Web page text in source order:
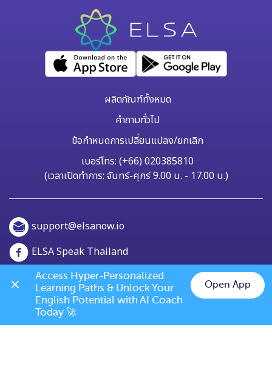
ผลิตภัณฑ์ทั้งหมด
คำถามทั่วไป
ข้อกำหนดการเปลี่ยนแปลง/ยกเลิก
เบอร์โทร: (+66) 020385810
(เวลาเปิดทำการ: จันทร์-ศุกร์ 9.00 น. - 17.00 น.)
support@elsanow.io
ELSA Speak Thailand
Channel ID: @elsaspeak
139 Old Orchard Dr, Los Gatos, CA 95032Chat on LINE
Access Hyper-Personalized
Learning Paths & Unlock Your
English Potential with AI Coach
Today 🚀
Open App